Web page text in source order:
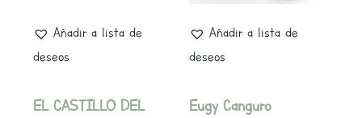
Añadir a lista de
deseos
EL CASTILLO DEL
Añadir a lista de
deseos
Eugy Canguro